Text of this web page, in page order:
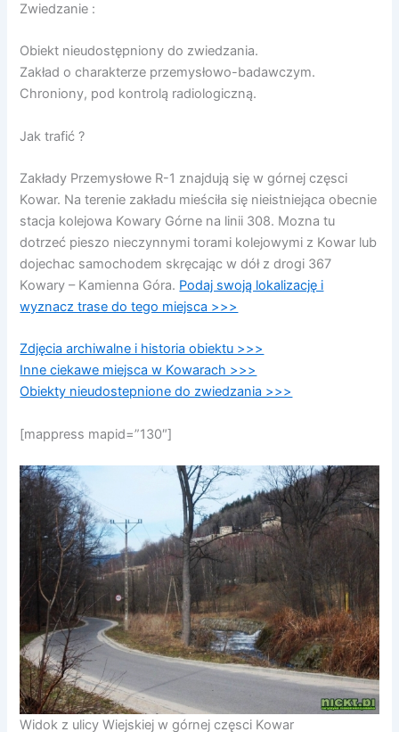
Zwiedzanie :
Obiekt nieudostępniony do zwiedzania.
Zakład o charakterze przemysłowo-badawczym.
Chroniony, pod kontrolą radiologiczną.
Jak trafić ?
Zakłady Przemysłowe R-1 znajdują się w górnej częsci
Kowar. Na terenie zakładu mieściła się nieistniejąca obecnie
stacja kolejowa Kowary Górne na linii 308. Mozna tu
dotrzeć pieszo nieczynnymi torami kolejowymi z Kowar lub
dojechac samochodem skręcając w dół z drogi 367
Kowary – Kamienna Góra. Podaj swoją lokalizację i
wyznacz trase do tego miejsca >>>
Zdjęcia archiwalne i historia obiektu >>>
Inne ciekawe miejsca w Kowarach >>>
Obiekty nieudostepnione do zwiedzania >>>
[mappress mapid=”130″]
Widok z ulicy Wiejskiej w górnej częsci Kowar